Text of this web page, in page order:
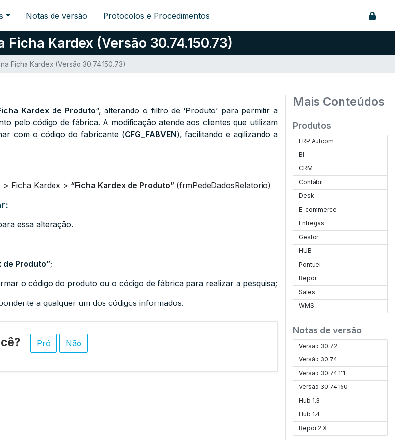
Notas de versão Protocolos e Procedimentos
Kardex (Versão 30.74.150.73)
Ficha Kardex (Versão 30.74.150.73)
Kardex de Produto“, alterando o filtro de ‘Produto’ para permitir a
pelo código de fábrica. A modificação atende aos clientes que utilizam
com o código do fabricante (CFG_FABVEN), facilitando e agilizando a
> Ficha Kardex > “Ficha Kardex de Produto” (frmPedeDadosRelatorio)
essa alteração.
de Produto”;
o código do produto ou o código de fábrica para realizar a pesquisa;
a qualquer um dos códigos informados.
Pró Não
Mais Conteúdos
Produtos
ERP Autcom
BI
CRM
Contábil
Desk
E-commerce
Entregas
Gestor
HUB
Pontuei
Repor
Sales
WMS
Notas de versão
Versão 30.72
Versão 30.74
Versão 30.74.111
Versão 30.74.150
Hub 1.3
Hub 1.4
Repor 2.X